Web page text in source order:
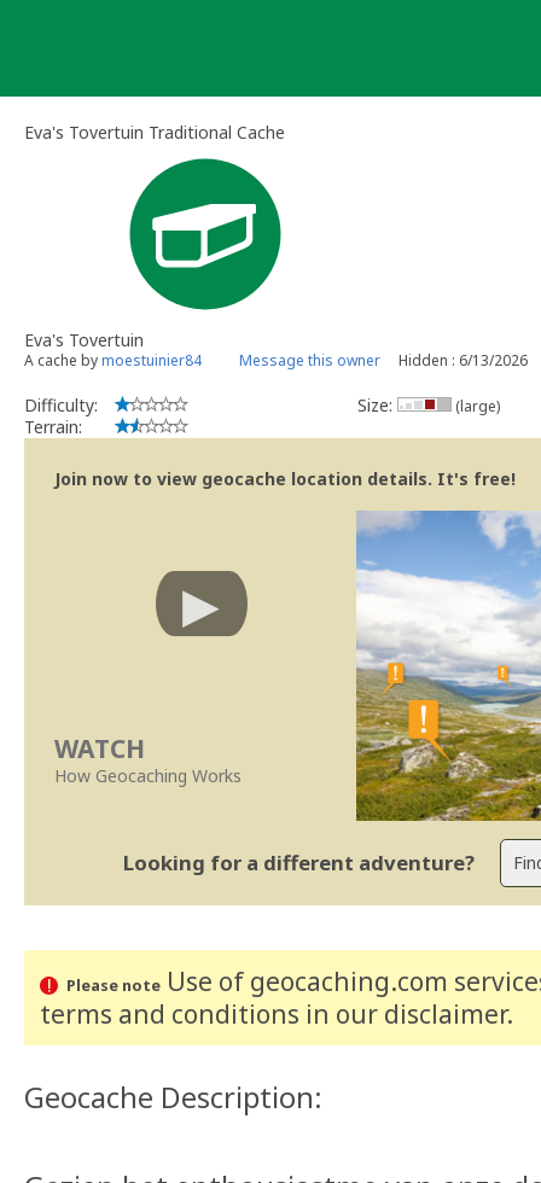
Eva's Tovertuin Traditional Cache
Eva's Tovertuin
A cache bymoestuinier84 Message this owner Hidden : 6/13/2026
Difficulty:
Terrain:
Size: (large)
Join now to view geocache location details. It's free!
WATCH
How Geocaching Works
Looking for a different adventure?
Please noteUse of geocaching.com
terms and conditions in our disclaimer.
Geocache Description: